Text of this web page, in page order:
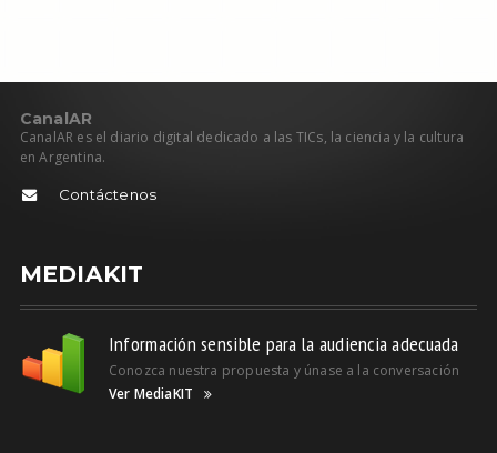
CanalAR
CanalAR es el diario digital dedicado a las TICs, la ciencia y la cultura
en Argentina.
Contáctenos
MEDIAKIT
Información sensible para la audiencia adecuada
Conozca nuestra propuesta y únase a la conversación
Ver MediaKIT